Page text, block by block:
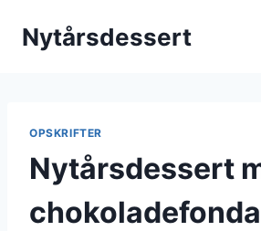
Nytårsdessert
OPSKRIFTER
Nytårsdessert